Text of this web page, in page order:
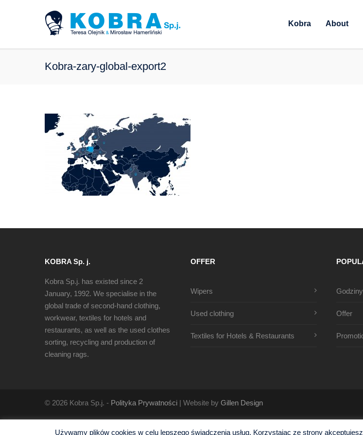
Kobra About
Kobra-zary-global-export2
KOBRA Sp. j.
Kobra Sp.j. has existed since 2
January, 1992. We specialise in the
global trade of second-hand clothing,
workwear, textiles for hotels and
restaurants, as well as the used clothes
sorting, recycling and production of
cleaning rags.
OFFER
Wipers
Used clothing
Textiles for Hotels & Restaurants
Offer
© 2026 Kobra Sp.j. - Polityka Prywatności | Website by Gillen Design
Używamy plików cookies w celu lepszego świadczenia usług. Korzystając ze strony